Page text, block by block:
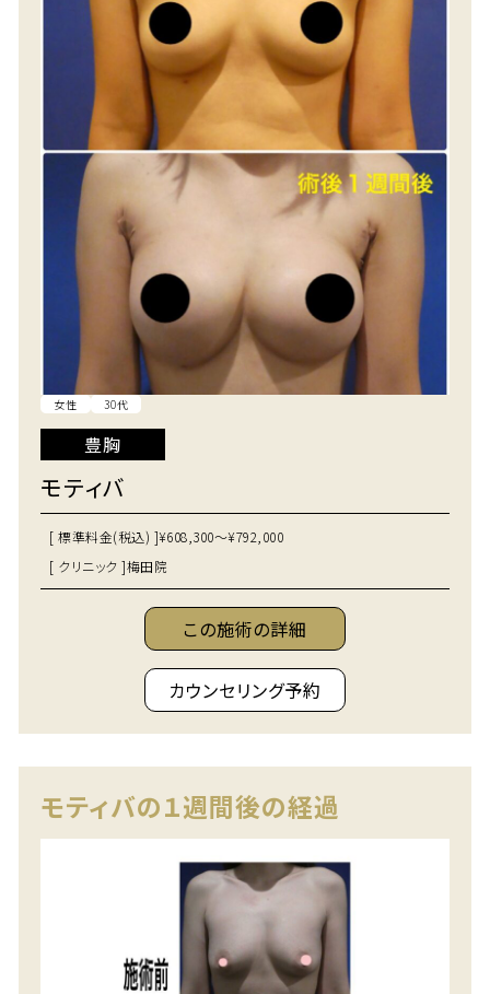
女性 30代
豊胸
モティバ
[ 標準料金(税込) ]¥608,300～¥792,000
[ クリニック ]梅田院
この施術の詳細
カウンセリング予約
モティバの１週間後の経過